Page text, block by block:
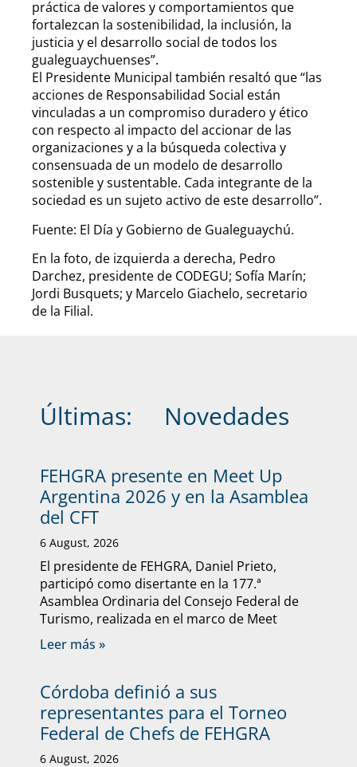
práctica de valores y comportamientos que
fortalezcan la sostenibilidad, la inclusión, la
justicia y el desarrollo social de todos los
gualeguaychuenses”.
El Presidente Municipal también resaltó que “las
acciones de Responsabilidad Social están
vinculadas a un compromiso duradero y ético
con respecto al impacto del accionar de las
organizaciones y a la búsqueda colectiva y
consensuada de un modelo de desarrollo
sostenible y sustentable. Cada integrante de la
sociedad es un sujeto activo de este desarrollo”.
Fuente: El Día y Gobierno de Gualeguaychú.
En la foto, de izquierda a derecha, Pedro
Darchez, presidente de CODEGU; Sofía Marín;
Jordi Busquets; y Marcelo Giachelo, secretario
de la Filial.
Últimas: Novedades
FEHGRA presente en Meet Up
Argentina 2026 y en la Asamblea
del CFT
6 August, 2026
El presidente de FEHGRA, Daniel Prieto,
participó como disertante en la 177.ª
Asamblea Ordinaria del Consejo Federal de
Turismo, realizada en el marco de Meet
Leer más »
Córdoba definió a sus
representantes para el Torneo
Federal de Chefs de FEHGRA
6 August, 2026